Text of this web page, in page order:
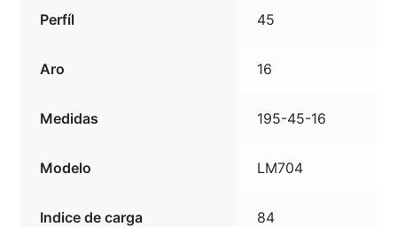
Perfíl 45
Aro 16
Medidas 195-45-16
Modelo LM704
Indice de carga 84